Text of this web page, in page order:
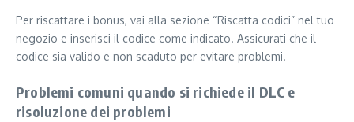
Per riscattare i bonus, vai alla sezione “Riscatta codici” nel tuo
negozio e inserisci il codice come indicato. Assicurati che il
codice sia valido e non scaduto per evitare problemi.
Problemi comuni quando si richiede il DLC e
risoluzione dei problemi